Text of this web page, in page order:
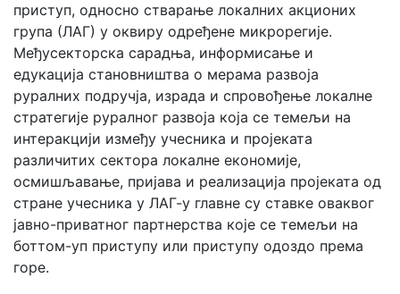
приступ, односно стварање локалних акционих
група (ЛАГ) у оквиру одређене микрорегије.
Међусекторска сарадња, информисање и
едукација становништва о мерама развоја
руралних подручја, израда и спровођење локалне
стратегије руралног развоја која се темељи на
интеракцији између учесника и пројеката
различитих сектора локалне економије,
осмишљавање, пријава и реализација пројеката од
стране учесника у ЛАГ-у главне су ставке оваквог
јавно-приватног партнерства које се темељи на
боттом-уп приступу или приступу одоздо према
горе.